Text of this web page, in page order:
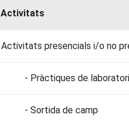
Activitats
Activitats presencials i/o no
- Pràctiques de laboratori
- Sortida de camp